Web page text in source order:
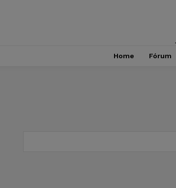
Home Fórum